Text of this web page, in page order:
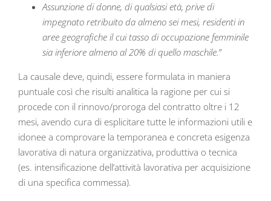
Assunzione di donne, di qualsiasi età, prive di
impegnato retribuito da almeno sei mesi, residenti in
aree geografiche il cui tasso di occupazione femminile
sia inferiore almeno al 20% di quello maschile.”
La causale deve, quindi, essere formulata in maniera
puntuale così che risulti analitica la ragione per cui si
procede con il rinnovo/proroga del contratto oltre i 12
mesi, avendo cura di esplicitare tutte le informazioni utili e
idonee a comprovare la temporanea e concreta esigenza
lavorativa di natura organizzativa, produttiva o tecnica
(es. intensificazione dell’attività lavorativa per acquisizione
di una specifica commessa).